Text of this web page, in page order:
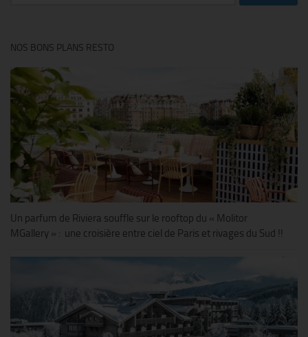
NOS BONS PLANS RESTO
Un parfum de Riviera souffle sur le rooftop du « Molitor
MGallery » : une croisière entre ciel de Paris et rivages du Sud !!